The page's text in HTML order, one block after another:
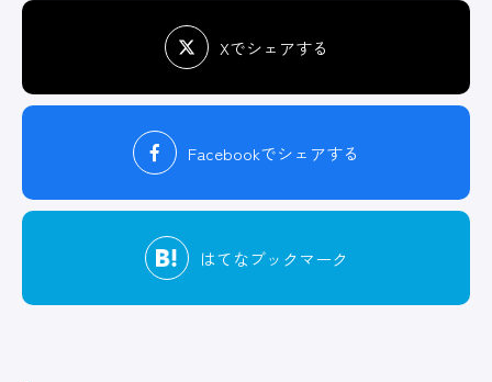
Xでシェアする
Facebookでシェアする
はてなブックマーク